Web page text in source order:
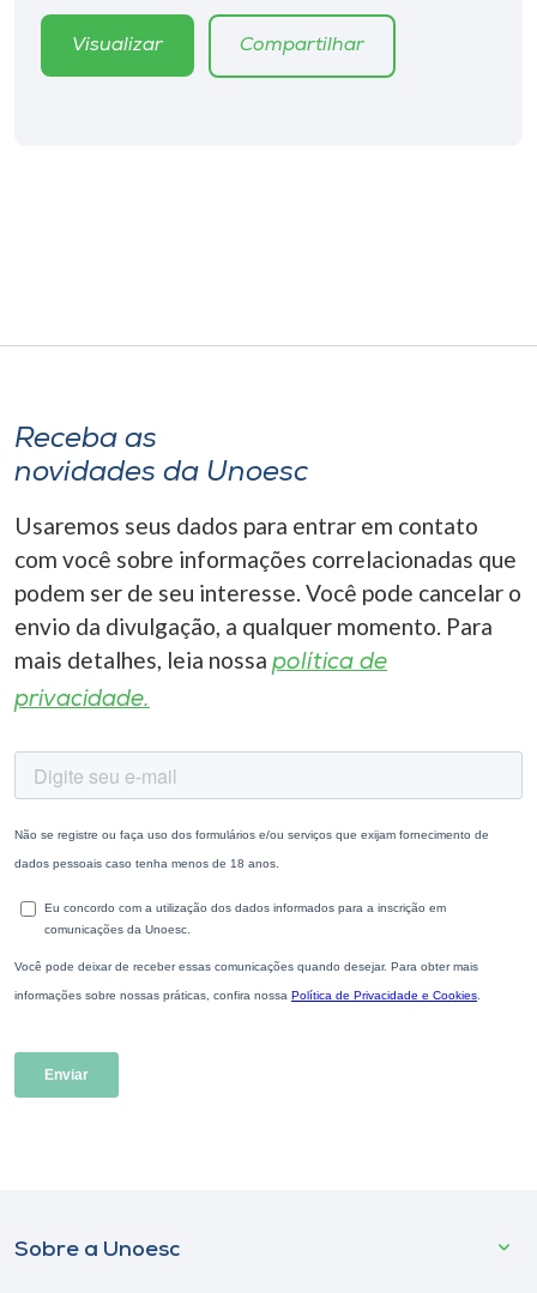
Visualizar Compartilhar
Receba as
novidades da Unoesc
Usaremos seus dados para entrar em contato
com você sobre informações correlacionadas que
podem ser de seu interesse. Você pode cancelar o
envio da divulgação, a qualquer momento. Para
mais detalhes, leia nossa política de
privacidade.
Sobre a Unoesc